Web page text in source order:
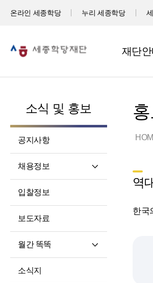
온라인 세종학당 누리 세종학당
재단안
소식 및 홍보
공지사항
채용정보
입찰정보
보도자료
월간 똑똑
소식지
역
한국